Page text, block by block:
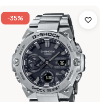
-35%